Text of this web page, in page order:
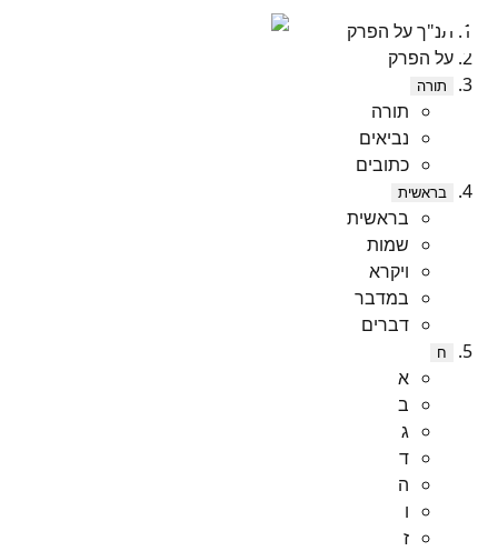
תנ"ך על הפרק
על הפרק
תורה
תורה
נביאים
כתובים
בראשית
בראשית
שמות
ויקרא
במדבר
דברים
ח
א
ב
ג
ד
ה
ו
ז